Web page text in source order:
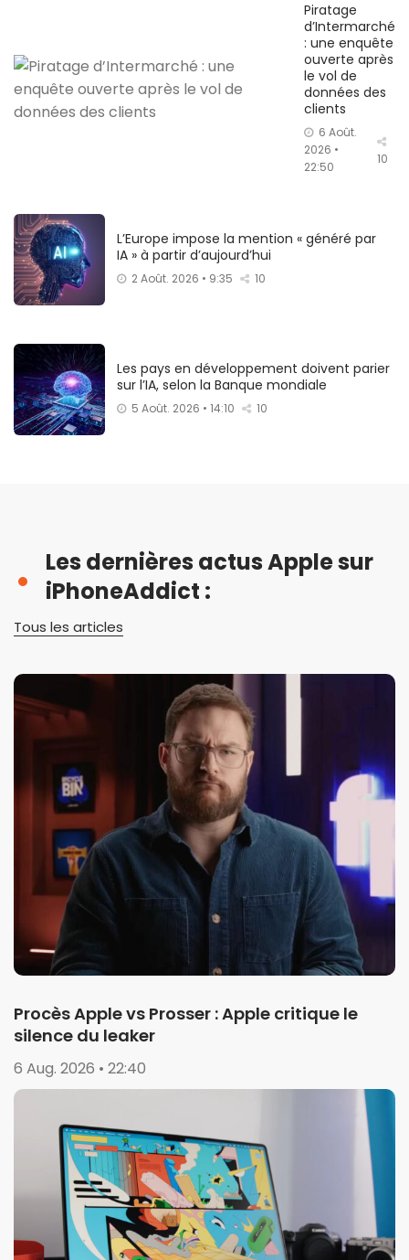
Piratage
d’Intermarché
: une enquête
ouverte après
le vol de
données des
clients
6 Août.
2026 •
22:50
10
L’Europe impose la mention « généré par
IA » à partir d’aujourd’hui
2 Août. 2026 • 9:35 10
Les pays en développement doivent parier
sur l’IA, selon la Banque mondiale
5 Août. 2026 • 14:10 10
Les dernières actus Apple sur
iPhoneAddict :
Tous les articles
Procès Apple vs Prosser : Apple critique le
silence du leaker
6 Aug. 2026 • 22:40